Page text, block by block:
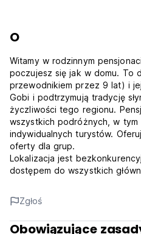
O
Witamy w rodzinnym
poczujesz się jak w domu. To
przewodnikiem przez 9 lat) i
Gobi i podtrzymują tradycję
życzliwości tego regionu.
wszystkich podróżnych, w
indywidualnych turystów.
oferty dla grup.
Lokalizacja jest
dostępem do wszystkich
plac (Sükhbaatar Square),
dworce autobusowe, klasztory
Street).
www.thegoldengobi.com
Zgłoś
Obowiązujące